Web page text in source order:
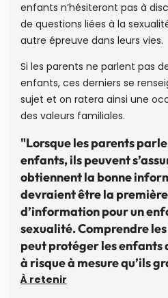
enfants n’hésiteront pas à
de questions liées à la
autre épreuve dans leurs vies.
Si les parents ne parlent pas
enfants, ces derniers se
sujet et on ratera ainsi une
des valeurs familiales.
"Lorsque les parents
enfants, ils peuvent
obtiennent la bonne
devraient être la
d’information pour un
sexualité. Comprendre
peut protéger les enfants
à risque à mesure qu’ils
À retenir